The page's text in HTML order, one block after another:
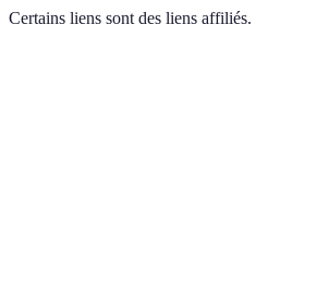
Certains liens sont des liens affiliés.